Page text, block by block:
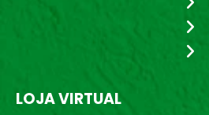
LOJA VIRTUAL